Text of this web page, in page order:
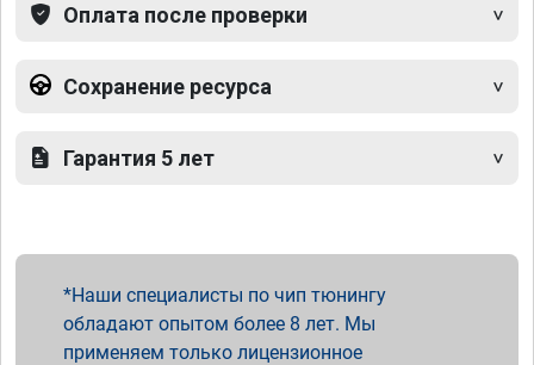
Оплата после проверки
Сохранение ресурса
Гарантия 5 лет
Наши специалисты по чип тюнингу
обладают опытом более 8 лет. Мы
применяем только лицензионное